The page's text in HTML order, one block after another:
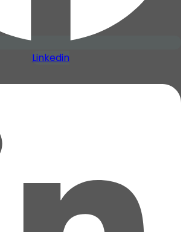
Linkedin